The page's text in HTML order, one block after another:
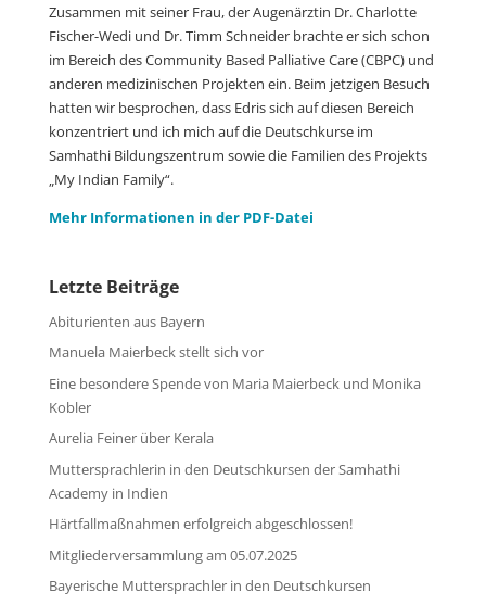
Zusammen mit seiner Frau, der Augenärztin Dr. Charlotte
Fischer-Wedi und Dr. Timm Schneider brachte er sich schon
im Bereich des Community Based Palliative Care (CBPC) und
anderen medizinischen Projekten ein. Beim jetzigen Besuch
hatten wir besprochen, dass Edris sich auf diesen Bereich
konzentriert und ich mich auf die Deutschkurse im
Samhathi Bildungszentrum sowie die Familien des Projekts
„My Indian Family“.
Mehr Informationen in der PDF-Datei
Letzte Beiträge
Abiturienten aus Bayern
Manuela Maierbeck stellt sich vor
Eine besondere Spende von Maria Maierbeck und Monika
Kobler
Aurelia Feiner über Kerala
Muttersprachlerin in den Deutschkursen der Samhathi
Academy in Indien
Härtfallmaßnahmen erfolgreich abgeschlossen!
Mitgliederversammlung am 05.07.2025
Bayerische Muttersprachler in den Deutschkursen